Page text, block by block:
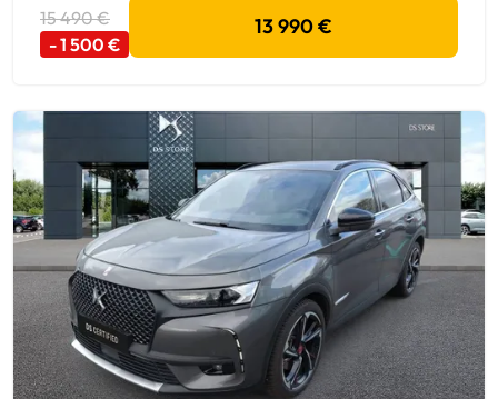
15 490 €
- 1 500 €
13 990 €